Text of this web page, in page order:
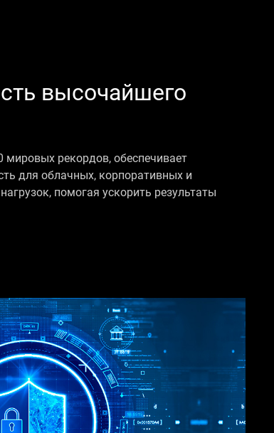
высочайшего
мировых рекордов, обеспечивает
для облачных, корпоративных и
помогая ускорить результаты